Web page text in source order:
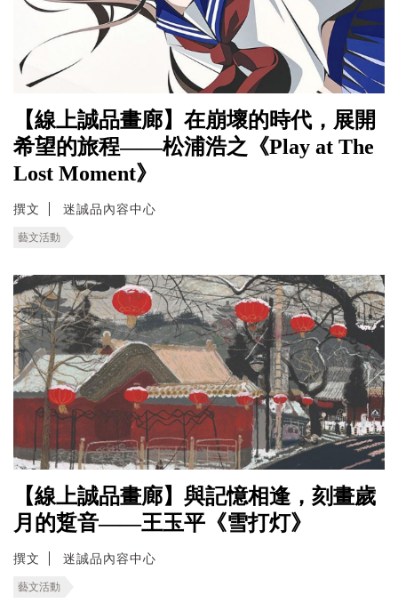
【線上誠品畫廊】在崩壞的時代，展開
希望的旅程——松浦浩之《Play at The
Lost Moment》
撰文 迷誠品內容中心
藝文活動
【線上誠品畫廊】與記憶相逢，刻畫歲
月的踅音——王玉平《雪打灯》
撰文 迷誠品內容中心
藝文活動